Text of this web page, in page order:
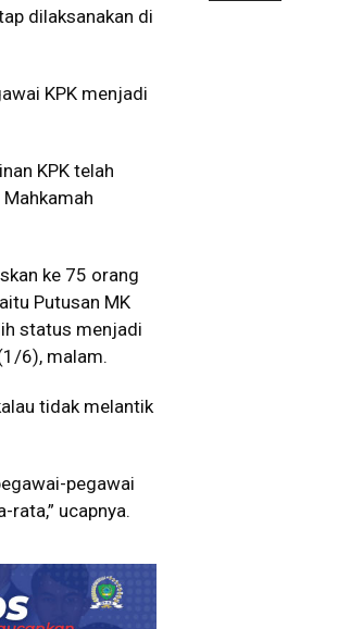
dilaksanakan di
KPK menjadi
KPK telah
ke 75 orang
Putusan MK
status menjadi
6), malam.
tidak melantik
pegawai
ucapnya.